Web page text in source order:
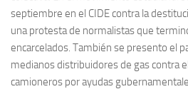
septiembre en el CIDE contra la
una protesta de normalistas que
encarcelados. También se presento el
medianos distribuidores de gas contra
camioneros por ayudas